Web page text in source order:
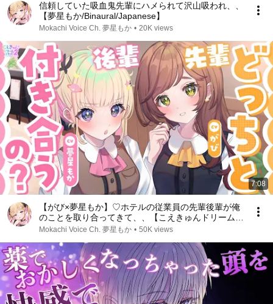
信頼していた吸血鬼先輩にハメられて沢山吸われ、、
【夢星もか/Binaural/Japanese】
Mokachi Voice Ch. 夢星もか • 20K views
7:08
【がび×夢星もか】♡ホテルの従業員の先輩後輩が俺
のことを取り合ってきて、、【こえきゅんドリームコ
ラボ２】
Mokachi Voice Ch. 夢星もか • 50K views